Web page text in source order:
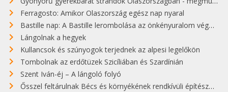
Ferragosto: Amikor Olaszország egész nap nyaral
Bastille nap: A Bastille lerombolása az önkényuralom végét jelentette
Lángolnak a hegyek
Kullancsok és szúnyogok terjednek az alpesi legelőkön
Tombolnak az erdőtüzek Szicíliában és Szardínián
Szent Iván-éj – A lángoló folyó
Ősszel feltárulnak Bécs és környékének rendkívüli építészeti kincsei